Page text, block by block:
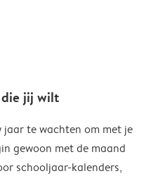
jij wilt
jaar te wachten om met je
gewoon met de maand
schooljaar-kalenders,